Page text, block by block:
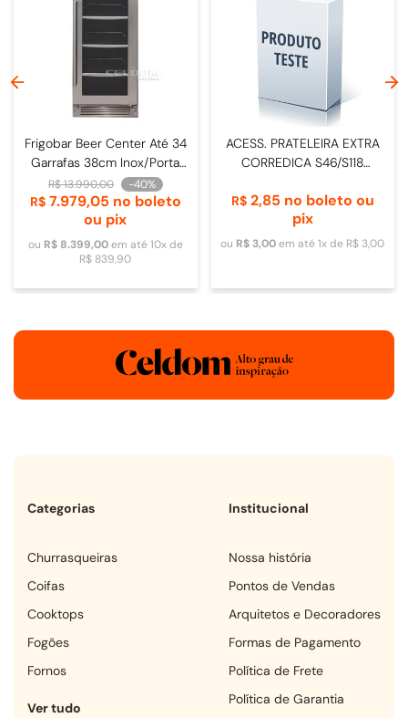
Frigobar Beer Center Até 34
Garrafas 38cm Inox/Porta
de Vidro - 4093840009
R$13.990,00 -40%
R$ 7.979,05 no boleto
ou pix
ou R$ 8.399,00em até10x de
R$ 839,90
ACESS. PRATELEIRA EXTRA
CORREDICA S46/S118
R$ 2,85 no boleto ou
pix
ou R$ 3,00em até1x de R$ 3,00
Categorias
churrasqueiras
coifas
cooktops
fogões
fornos
Ver tudo
Institucional
Nossa história
Pontos de Vendas
Arquitetos e Decoradores
Formas de Pagamento
Política de Frete
Política de Garantia